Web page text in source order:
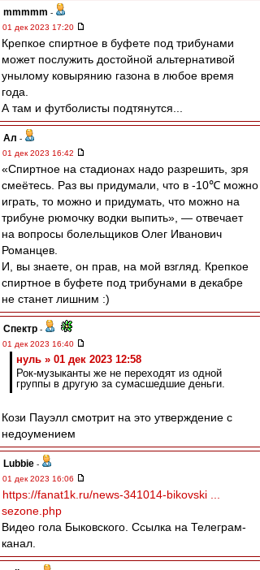
mmmmm -
01 дек 2023 17:20
Крепкое спиртное в буфете под трибунами
может послужить достойной альтернативой
унылому ковырянию газона в любое время
года.
А там и футболисты подтянутся...
Ал -
01 дек 2023 16:42
«Спиртное на стадионах надо разрешить, зря
смеётесь. Раз вы придумали, что в -10℃ можно
играть, то можно и придумать, что можно на
трибуне рюмочку водки выпить», — отвечает
на вопросы болельщиков Олег Иванович
Романцев.
И, вы знаете, он прав, на мой взгляд. Крепкое
спиртное в буфете под трибунами в декабре
не станет лишним :)
Спектр -
01 дек 2023 16:40
нуль » 01 дек 2023 12:58
Рок-музыканты же не переходят из одной
группы в другую за сумасшедшие деньги.
Кози Пауэлл смотрит на это утверждение с
недоумением
Lubbie -
01 дек 2023 16:06
https://fanat1k.ru/news-341014-bikovski ...
sezone.php
Видео гола Быковского. Ссылка на Телеграм-
канал.